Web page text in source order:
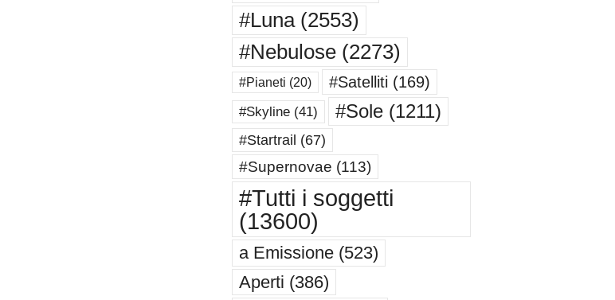
#Luna(2553)
#Nebulose(2273)
#Pianeti (20) #Satelliti (169)
#Skyline(41) #Sole(1211)
#Startrail (67)
#Supernovae (113)
#Tutti i soggetti
(13600)
a Emissione(523)
Aperti (386)